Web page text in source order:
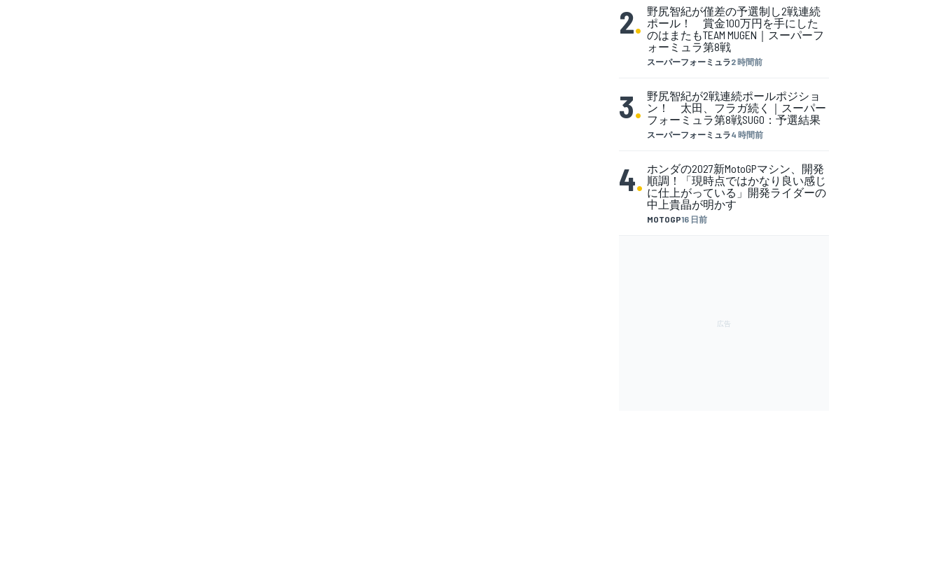
2.
スーパーフォーミュラ2 時間前
野尻智紀が僅差の予選制し2戦連続
ポール！ 賞金100万円を手にした
のはまたもTEAM MUGEN｜スーパーフ
ォーミュラ第8戦
3.
スーパーフォーミュラ4 時間前
野尻智紀が2戦連続ポールポジショ
ン！ 太田、フラガ続く｜スーパー
フォーミュラ第8戦SUGO：予選結果
4.
MOTOGP16 日前
ホンダの2027新MotoGPマシン、開発
順調！「現時点ではかなり良い感じ
に仕上がっている」開発ライダーの
中上貴晶が明かす